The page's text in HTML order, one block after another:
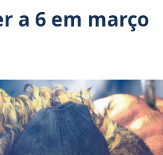
a 6 em março